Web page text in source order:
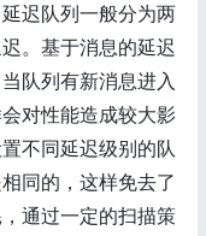
迟队列一般分为两
。基于消息的延迟
队列有新消息进入
对性能造成较大影
不同延迟级别的队
同的，这样免去了
通过一定的扫描策